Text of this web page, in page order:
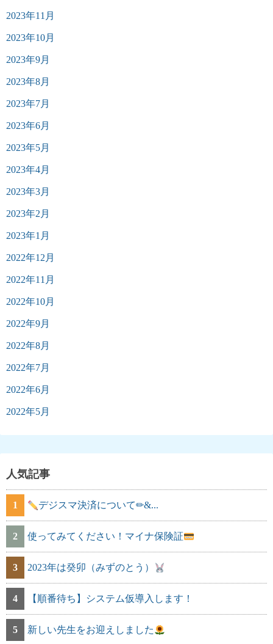
2023年11月
2023年10月
2023年9月
2023年8月
2023年7月
2023年6月
2023年5月
2023年4月
2023年3月
2023年2月
2023年1月
2022年12月
2022年11月
2022年10月
2022年9月
2022年8月
2022年7月
2022年6月
2022年5月
人気記事
1 デジスマ決済について✏&...
2 使ってみてください！マイナ保険証
3 2023年は癸卯（みずのとう）
4 【順番待ち】システム仮導入します！
5 新しい先生をお迎えしました